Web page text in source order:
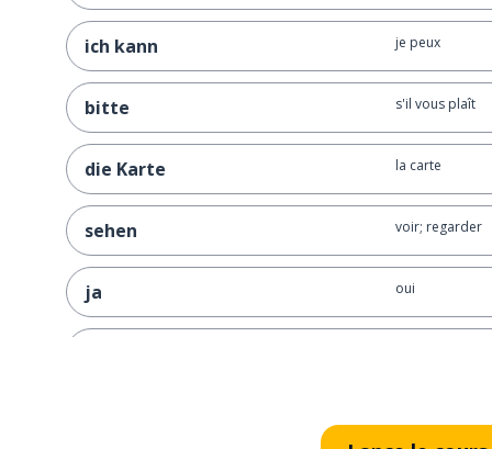
ich kann je peux
bitte s'il vous plaît
die Karte la carte
sehen voir; regarder
ja oui